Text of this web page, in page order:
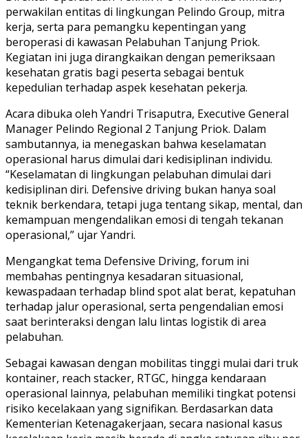
perwakilan entitas di lingkungan Pelindo Group, mitra
kerja, serta para pemangku kepentingan yang
beroperasi di kawasan Pelabuhan Tanjung Priok.
Kegiatan ini juga dirangkaikan dengan pemeriksaan
kesehatan gratis bagi peserta sebagai bentuk
kepedulian terhadap aspek kesehatan pekerja.
Acara dibuka oleh Yandri Trisaputra, Executive General
Manager Pelindo Regional 2 Tanjung Priok. Dalam
sambutannya, ia menegaskan bahwa keselamatan
operasional harus dimulai dari kedisiplinan individu.
“Keselamatan di lingkungan pelabuhan dimulai dari
kedisiplinan diri. Defensive driving bukan hanya soal
teknik berkendara, tetapi juga tentang sikap, mental, dan
kemampuan mengendalikan emosi di tengah tekanan
operasional,” ujar Yandri.
Mengangkat tema Defensive Driving, forum ini
membahas pentingnya kesadaran situasional,
kewaspadaan terhadap blind spot alat berat, kepatuhan
terhadap jalur operasional, serta pengendalian emosi
saat berinteraksi dengan lalu lintas logistik di area
pelabuhan.
Sebagai kawasan dengan mobilitas tinggi mulai dari truk
kontainer, reach stacker, RTGC, hingga kendaraan
operasional lainnya, pelabuhan memiliki tingkat potensi
risiko kecelakaan yang signifikan. Berdasarkan data
Kementerian Ketenagakerjaan, secara nasional kasus